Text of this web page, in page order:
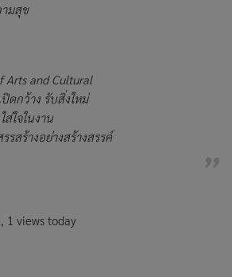
มสุข
Arts and Cultural
ปิดกว้าง รับสิ่งใหม่
ส่ใจในงาน
รสร้างอย่างสร้างสรรค์
, 1 views today